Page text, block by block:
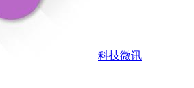
科技微讯